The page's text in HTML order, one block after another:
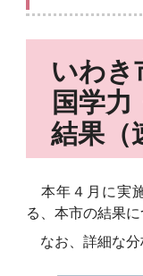
いわき
国学力
結果（
本年４月に実
る、本市の結果
なお、詳細な分